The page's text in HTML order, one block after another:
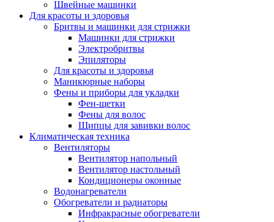
Швейные машинки
Для красоты и здоровья
Бритвы и машинки для стрижки
Машинки для стрижки
Электробритвы
Эпиляторы
Для красоты и здоровья
Маникюрные наборы
Фены и приборы для укладки
Фен-щетки
Фены для волос
Щипцы для завивки волос
Климатическая техника
Вентиляторы
Вентилятор напольный
Вентилятор настольный
Кондиционеры оконные
Водонагреватели
Обогреватели и радиаторы
Инфракрасные обогреватели